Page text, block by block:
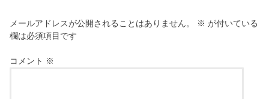
メールアドレスが公開されることはありません。 ※ が付いている
欄は必須項目です
コメント ※